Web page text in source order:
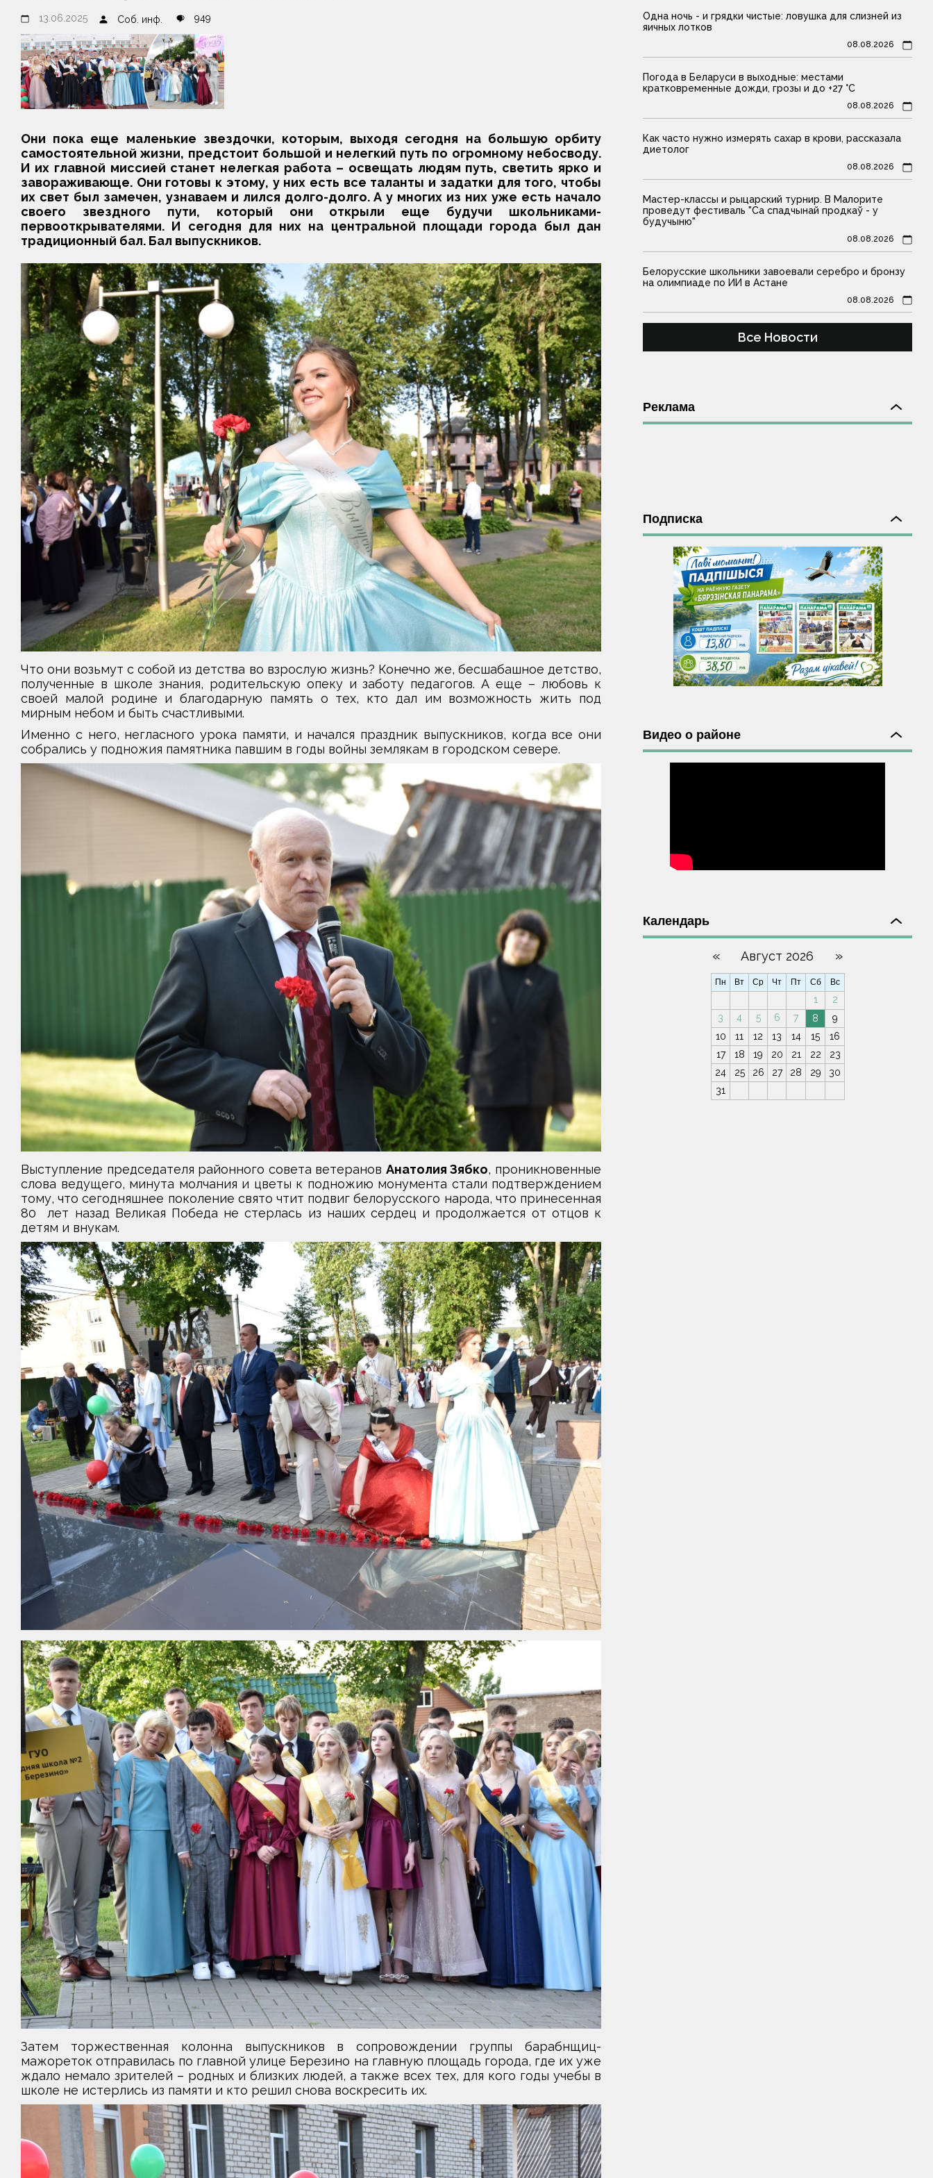
13.06.2025 Соб. инф. 949
Они пока еще маленькие звездочки, которым, выходя сегодня на большую орбиту
самостоятельной жизни, предстоит большой и нелегкий путь по огромному небосводу.
И их главной миссией станет нелегкая работа – освещать людям путь, светить ярко и
завораживающе. Они готовы к этому, у них есть все таланты и задатки для того, чтобы
их свет был замечен, узнаваем и лился долго-долго. А у многих из них уже есть начало
своего звездного пути, который они открыли еще будучи школьниками-
первооткрывателями. И сегодня для них на центральной площади города был дан
традиционный бал. Бал выпускников.
Что они возьмут с собой из детства во взрослую жизнь? Конечно же, бесшабашное детство,
полученные в школе знания, родительскую опеку и заботу педагогов. А еще – любовь к
своей малой родине и благодарную память о тех, кто дал им возможность жить под
мирным небом и быть счастливыми.
Именно с него, негласного урока памяти, и начался праздник выпускников, когда все они
собрались у подножия памятника павшим в годы войны землякам в городском севере.
Выступление председателя районного совета ветеранов Анатолия Зябко, проникновенные
слова ведущего, минута молчания и цветы к подножию монумента стали подтверждением
тому, что сегодняшнее поколение свято чтит подвиг белорусского народа, что принесенная
80 лет назад Великая Победа не стерлась из наших сердец и продолжается от отцов к
детям и внукам.
Затем торжественная колонна выпускников в сопровождении группы барабнщиц-
мажореток отправилась по главной улице Березино на главную площадь города, где их уже
ждало немало зрителей – родных и близких людей, а также всех тех, для кого годы учебы в
школе не истерлись из памяти и кто решил снова воскресить их.
Одна ночь - и грядки чистые: ловушка для слизней из
яичных лотков
08.08.2026
Погода в Беларуси в выходные: местами
кратковременные дожди, грозы и до +27 °С
08.08.2026
Как часто нужно измерять сахар в крови, рассказала
диетолог
08.08.2026
Мастер-классы и рыцарский турнир. В Малорите
проведут фестиваль "Са спадчынай продкаў - у
будучыню"
08.08.2026
Белорусские школьники завоевали серебро и бронзу
на олимпиаде по ИИ в Астане
08.08.2026
Все Новости
Реклама
Подписка
Видео о районе
Календарь
« Август 2026 »
Пн Вт Ср Чт Пт Сб Вс
1
2
3
4 5 6 7 8
9
10
11 12 13 14 15
16
17
18 19 20 21 22
23
24
25 26 27 28 29
30
31